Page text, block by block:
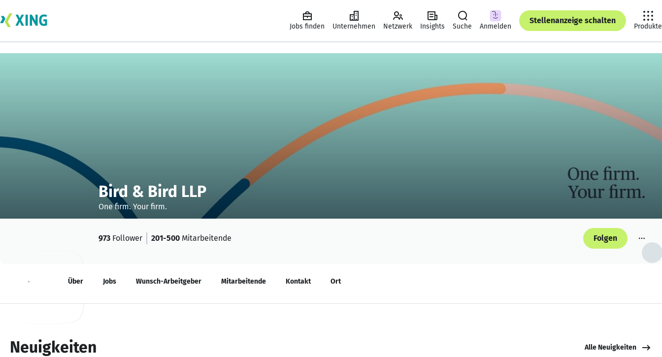
Jobs finden Unternehmen Netzwerk Insights Suche Anmelden
Stellenanzeige schalten
Produkte
Bird & Bird LLP
One firm. Your firm.
973 Follower 201-500 Mitarbeitende Folgen
Neuigkeiten Über Jobs Wunsch-Arbeitgeber Mitarbeitende Kontakt Ort
Neuigkeiten Alle Neuigkeiten